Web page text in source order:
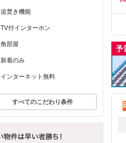
追焚き機能
TV付インターホン
角部屋
新着のみ
インターネット無料
すべてのこだわり条件